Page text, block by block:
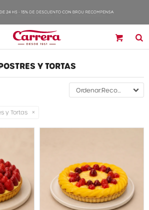
Y TORTAS
Recomendados
y Tortas